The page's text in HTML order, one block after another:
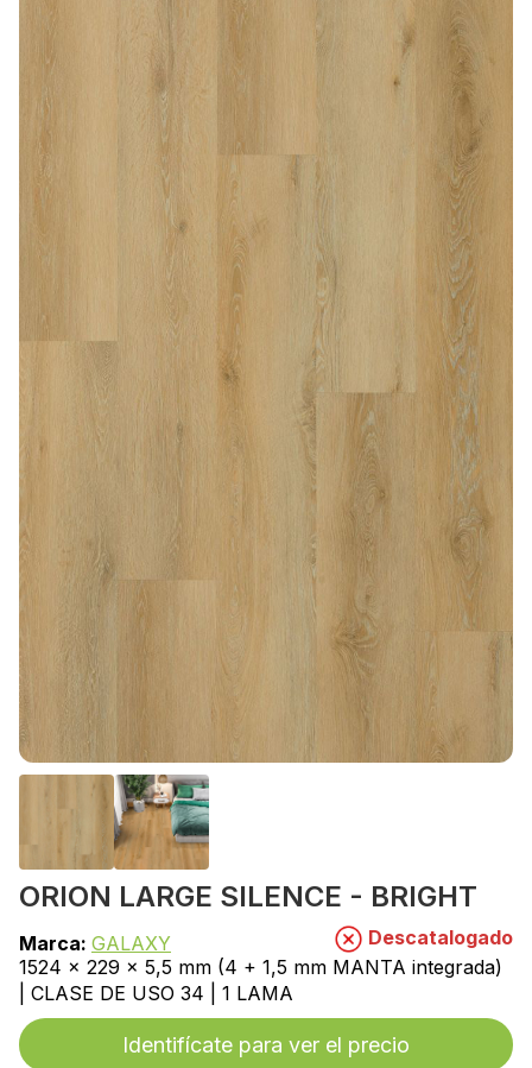
ORION LARGE SILENCE - BRIGHT
Marca: GALAXY
Descatalogado
1524 x 229 x 5,5 mm (4 + 1,5 mm MANTA integrada)
| CLASE DE USO 34 | 1 LAMA
Identifícate para ver el precio